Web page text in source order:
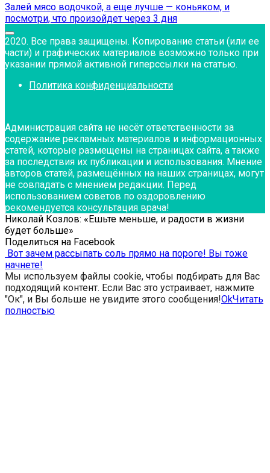
Залей мясо водочкой, а еще лучше — коньяком, и
посмотри, что произойдет через 3 дня
2020. Все права защищены. Копирование статьи (или ее
части) и графических материалов возможно только при
указании прямой активной гиперссылки на статью.
Политика конфиденциальности
Администрация сайта не несёт ответственности за
содержание рекламных материалов и информационных
статей, которые размещены на страницах сайта, а также
за последствия их публикации и использования. Мнение
авторов статей, размещённых на наших страницах, могут
не совпадать с мнением редакции. Перед
использованием советов по оздоровлению
рекомендуется консультация врача!
Николай Козлов: «Ешьте меньше, и радости в жизни
будет больше»
Поделиться на Facebook
Вот зачем рассыпать соль прямо на пороге! Вы тоже
начнете!
Мы используем файлы cookie, чтобы подбирать для Вас
подходящий контент. Если Вас это устраивает, нажмите
"Ок", и Вы больше не увидите этого сообщения!OkЧитать
полностью